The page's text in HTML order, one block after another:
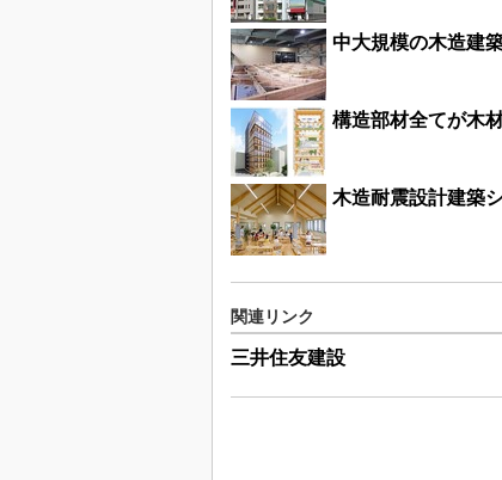
中大規模の木造建
構造部材全てが木
木造耐震設計建築
関連リンク
三井住友建設